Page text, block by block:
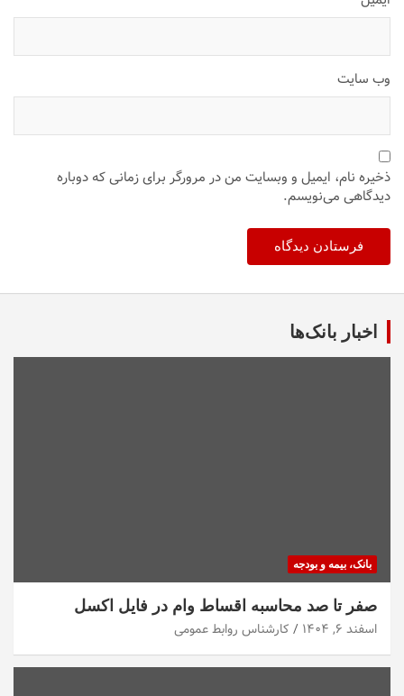
وب‌ سایت
ذخیره نام، ایمیل و وبسایت من در مرورگر برای زمانی که دوباره
دیدگاهی می‌نویسم.
اخبار بانک‌ها
بانک، بیمه و بودجه
صفر تا صد محاسبه اقساط وام در فایل اکسل
اسفند ۶, ۱۴۰۴ کارشناس روابط عمومی